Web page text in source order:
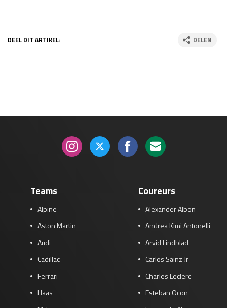
Kwalificatie
za 19:00 - 20:00
DEEL DIT ARTIKEL: DELEN
Teams
Alpine
Aston Martin
Audi
Cadillac
Ferrari
Haas
Coureurs
Alexander Albon
Andrea Kimi Antonelli
Arvid Lindblad
Carlos Sainz Jr
Charles Leclerc
Esteban Ocon